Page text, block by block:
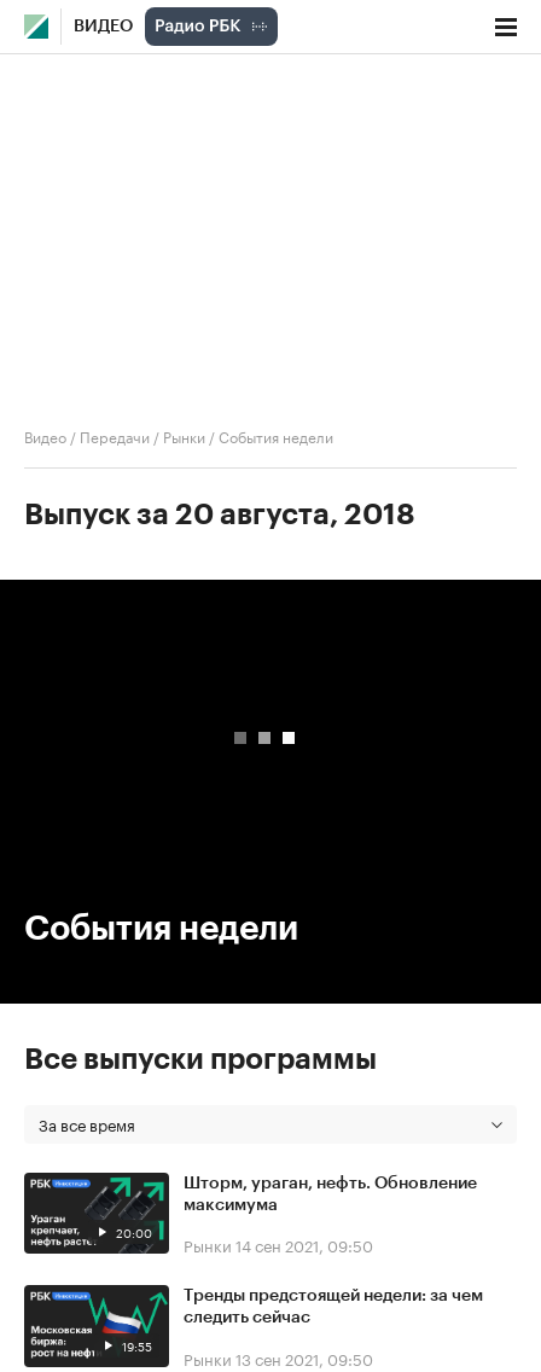
ВИДЕО
Видео / Передачи / Рынки /События недели
Выпуск за 20 августа, 2018
События недели
Все выпуски программы
За все время
20:00
Шторм, ураган, нефть. Обновление
максимума
Рынки 14 сен 2021, 09:50
19:55
Тренды предстоящей недели: за чем
следить сейчас
Рынки 13 сен 2021, 09:50